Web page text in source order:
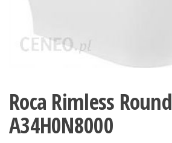
Roca Rimless Round
A34H0N8000